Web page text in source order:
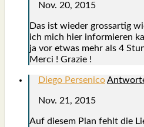
Nov. 20, 2015
Das ist wie­der gross­ar­tig
ich mich hier infor­mie­ren
ja vor etwas mehr als 4
Mer­ci ! Gra­zie !
Diego Persenico
Nov. 21, 2015
Auf die­sem Plan fehlt die